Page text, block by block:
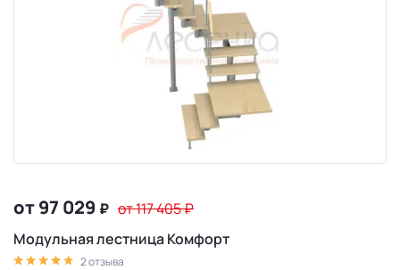
от 97 029 ₽ от 117 405₽
Модульная лестница Комфорт
2 отзыва